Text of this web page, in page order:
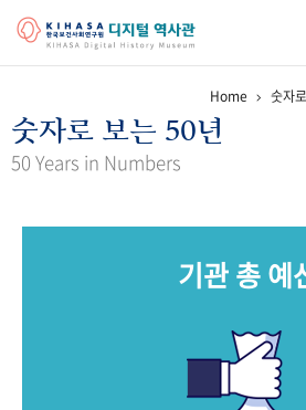
걸어온 길 기관 변천사 역대 기관장
키워드로 보는 연구 역사
문서 기록물 행정박물
Home 숫자
숫자로 보는 50년
50 Years in Numbers
기관 총 예